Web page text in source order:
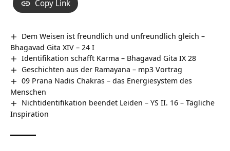
Copy Link
Dem Weisen ist freundlich und unfreundlich gleich –
Bhagavad Gita XIV – 24 I
Identifikation schafft Karma – Bhagavad Gita IX 28
Geschichten aus der Ramayana – mp3 Vortrag
09 Prana Nadis Chakras – das Energiesystem des
Menschen
Nichtidentifikation beendet Leiden – YS II. 16 – Tägliche
Inspiration